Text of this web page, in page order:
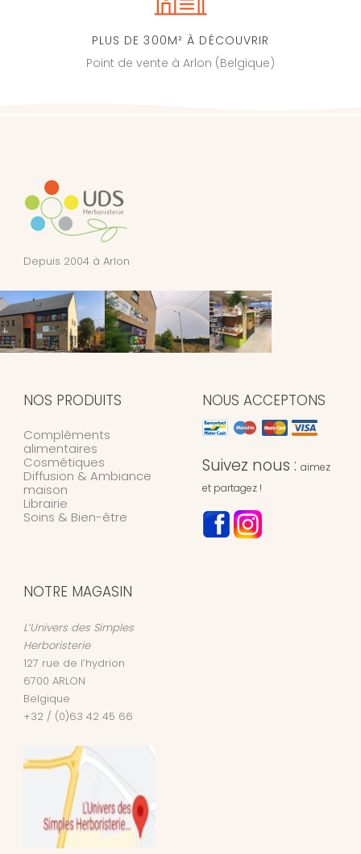
PLUS DE 300M² À DÉCOUVRIR
Point de vente à Arlon (Belgique)
Depuis 2004 à Arlon
NOS PRODUITS
Compléments
alimentaires
Cosmétiques
Diffusion & Ambiance
maison
Librairie
Soins & Bien-être
NOUS ACCEPTONS
Suivez nous : aimez
et partagez !
NOTRE MAGASIN
L’Univers des Simples
Herboristerie
127 rue de l’hydrion
6700 ARLON
Belgique
+32 / (0)63 42 45 66